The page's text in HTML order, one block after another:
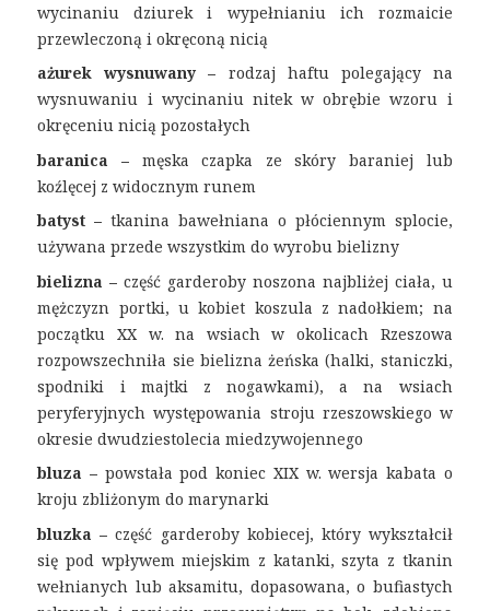
wycinaniu dziurek i wypełnianiu ich rozmaicie
przewleczoną i okręconą nicią
ażurek wysnuwany – rodzaj haftu polegający na
wysnuwaniu i wycinaniu nitek w obrębie wzoru i
okręceniu nicią pozostałych
baranica – męska czapka ze skóry baraniej lub
koźlęcej z widocznym runem
batyst – tkanina bawełniana o płóciennym splocie,
używana przede wszystkim do wyrobu bielizny
bielizna –część garderoby noszona najbliżej ciała, u
mężczyzn portki, u kobiet koszula z nadołkiem; na
początku XX w. na wsiach w okolicach Rzeszowa
rozpowszechniła sie bielizna żeńska (halki, staniczki,
spodniki i majtki z nogawkami), a na wsiach
peryferyjnych występowania stroju rzeszowskiego w
okresie dwudziestolecia miedzywojennego
bluza – powstała pod koniec XIX w. wersja kabata o
kroju zbliżonym do marynarki
bluzka –część garderoby kobiecej, który wykształcił
się pod wpływem miejskim z katanki, szyta z tkanin
wełnianych lub aksamitu, dopasowana, o bufiastych